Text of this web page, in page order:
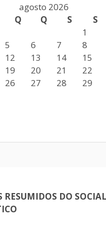
agosto 2026
Q Q S S
1
5 6 7 8
12 13 14 15
19 20 21 22
26 27 28 29
RESUMIDOS DO